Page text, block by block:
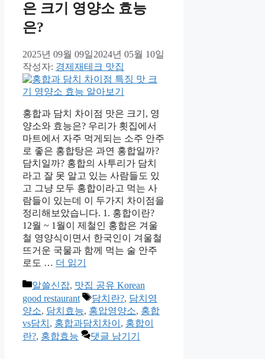
은 크기 영양소 효능
은?
2025년 09월 09일2024년 05월 10일
작성자: 경제재테크 맛집
홍합과 담치 차이점 맛은 크기, 영
양소와 효능은? 우리가 횟집에서
마트에서 자주 먹게되는 소주 안주
로 좋은 홍합탕은 과연 홍합일까?
담치일까? 홍합의 사투리가 담치
라고 잘 못 알고 있는 사람들도 있
고 그냥 모두 홍합이라고 먹는 사
람들이 있는데 이 두가지 차이점을
정리해보았습니다. 1. 홍합이란?
12월 ~ 1월이 제철인 홍합은 겨울
철 영양식이면서 한국인이 겨울철
뜨거운 국물과 함께 먹는 술 안주
로도 … 더 읽기
카
테
고
리
알쓸신잡, 맛집 공유 Korean
good restaurant
태
그
담치란?, 담치영
양소, 담치효능, 홍압영양소, 홍합
vs담치 , 홍합과담치차이 , 홍합이
란?, 홍합효능 댓글 남기기